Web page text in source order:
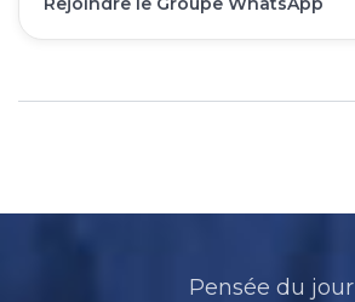
Pensée du jour